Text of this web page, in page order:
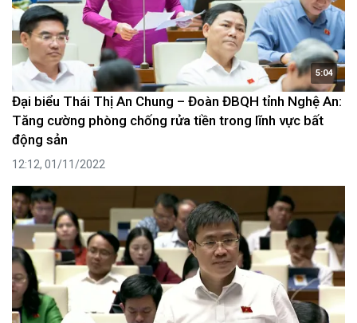
5:04
Đại biểu Thái Thị An Chung – Đoàn ĐBQH tỉnh Nghệ An:
Tăng cường phòng chống rửa tiền trong lĩnh vực bất
động sản
12:12, 01/11/2022